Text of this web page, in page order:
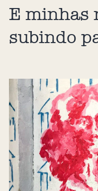
E minhas
subindo